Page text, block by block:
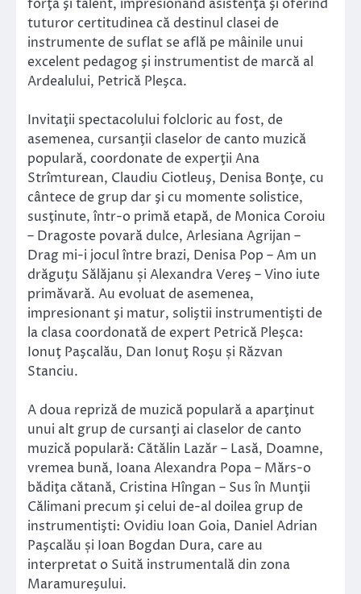
forţă şi talent, impresionând asistenţa şi oferind
tuturor certitudinea că destinul clasei de
instrumente de suflat se află pe mâinile unui
excelent pedagog şi instrumentist de marcă al
Ardealului, Petrică Pleşca.
Invitaţii spectacolului folcloric au fost, de
asemenea, cursanţii claselor de canto muzică
populară, coordonate de experţii Ana
Strîmturean, Claudiu Ciotleuş, Denisa Bonţe, cu
cântece de grup dar şi cu momente solistice,
susţinute, într-o primă etapă, de Monica Coroiu
– Dragoste povară dulce, Arlesiana Agrijan –
Drag mi-i jocul între brazi, Denisa Pop – Am un
drăguţu Sălăjanu și Alexandra Vereş – Vino iute
primăvară. Au evoluat de asemenea,
impresionant şi matur, soliştii instrumentişti de
la clasa coordonată de expert Petrică Pleşca:
Ionuţ Paşcalău, Dan Ionuţ Roşu și Răzvan
Stanciu.
A doua repriză de muzică populară a aparţinut
unui alt grup de cursanţi ai claselor de canto
muzică populară: Cătălin Lazăr – Lasă, Doamne,
vremea bună, Ioana Alexandra Popa – Mărs-o
bădiţa cătană, Cristina Hîngan – Sus în Munţii
Călimani precum şi celui de-al doilea grup de
instrumentişti: Ovidiu Ioan Goia, Daniel Adrian
Paşcalău și Ioan Bogdan Dura, care au
interpretat o Suită instrumentală din zona
Maramureşului.